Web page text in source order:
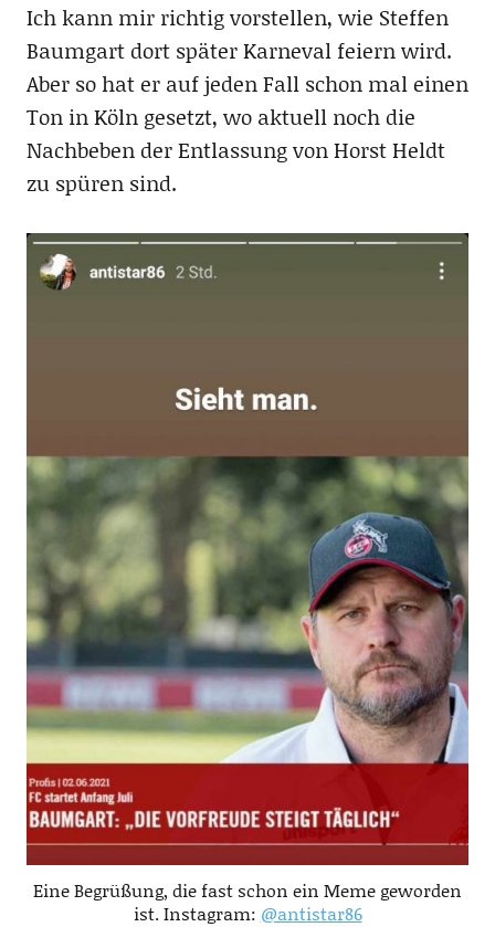
Ich kann mir richtig vorstellen, wie Steffen
Baumgart dort später Karneval feiern wird.
Aber so hat er auf jeden Fall schon mal einen
Ton in Köln gesetzt, wo aktuell noch die
Nachbeben der Entlassung von Horst Heldt
zu spüren sind.
Eine Begrüßung, die fast schon ein Meme geworden
ist. Instagram: @antistar86